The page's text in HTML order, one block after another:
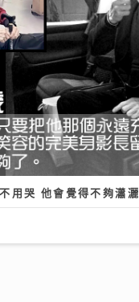
用哭 他會覺得不夠瀟灑